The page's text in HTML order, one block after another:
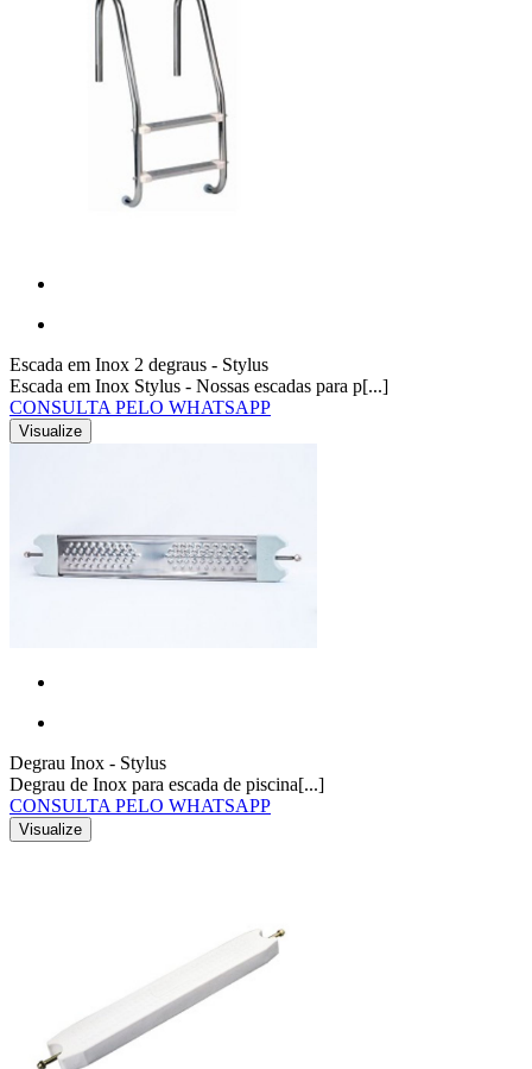
Escada em Inox 2 degraus - Stylus
Escada em Inox Stylus - Nossas escadas para p[...]
CONSULTA PELO WHATSAPP
Visualize
Degrau Inox - Stylus
Degrau de Inox para escada de piscina[...]
CONSULTA PELO WHATSAPP
Visualize